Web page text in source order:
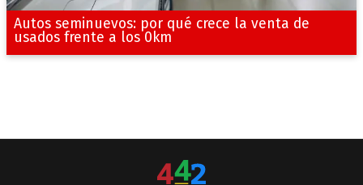
Autos seminuevos: por qué crece la venta de
usados frente a los 0km